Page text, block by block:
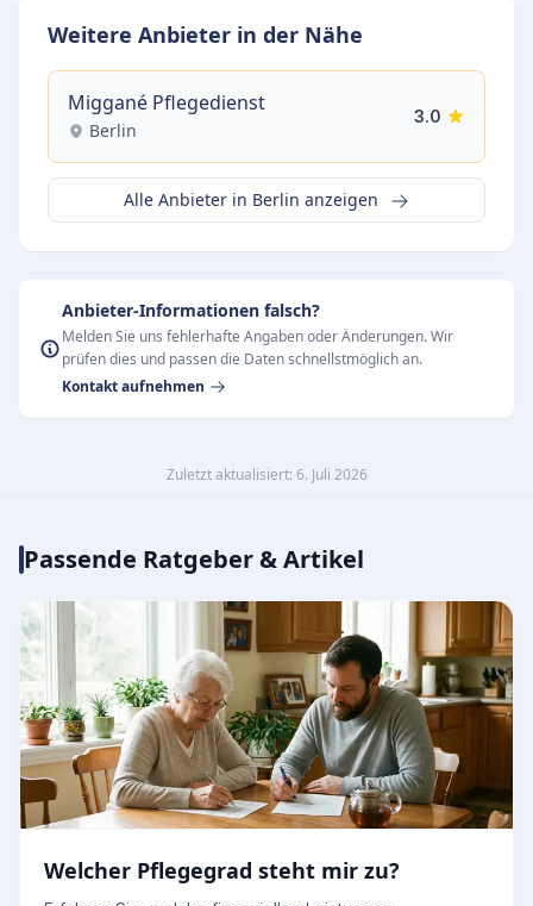
Weitere Anbieter in der Nähe
Miggané Pflegedienst
Berlin
3.0
Alle Anbieter in Berlin anzeigen
Anbieter-Informationen falsch?
Melden Sie uns fehlerhafte Angaben oder Änderungen. Wir
prüfen dies und passen die Daten schnellstmöglich an.
Kontakt aufnehmen
Zuletzt aktualisiert: 6. Juli 2026
Passende Ratgeber & Artikel
Welcher Pflegegrad steht mir zu?